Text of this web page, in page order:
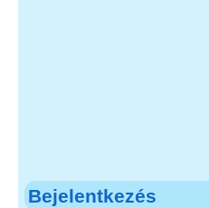
Bejelentkezés